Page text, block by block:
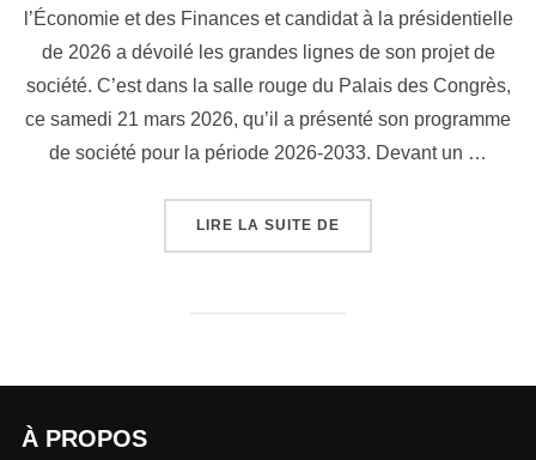
l’Économie et des Finances et candidat à la présidentielle
de 2026 a dévoilé les grandes lignes de son projet de
société. C’est dans la salle rouge du Palais des Congrès,
ce samedi 21 mars 2026, qu’il a présenté son programme
de société pour la période 2026-2033. Devant un …
LIRE LA SUITE DE
À PROPOS